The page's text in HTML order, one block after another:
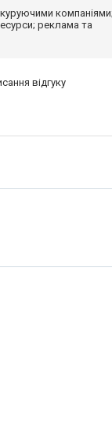
компаніями;
реклама та
відгуку